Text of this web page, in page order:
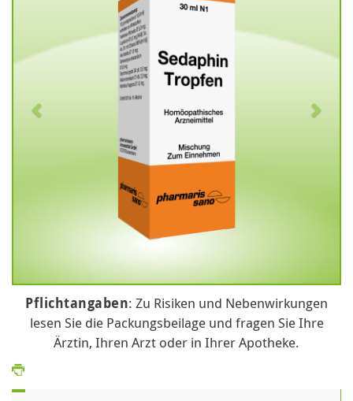
Pflichtangaben: Zu Risiken und Nebenwirkungen
lesen Sie die Packungsbeilage und fragen Sie Ihre
Ärztin, Ihren Arzt oder in Ihrer Apotheke.